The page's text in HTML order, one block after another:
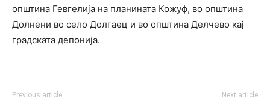
општина Гевгелија на планината Кожуф, во општина
Долнени во село Долгаец и во општина Делчево кај
градската депонија.
Previous article Next article